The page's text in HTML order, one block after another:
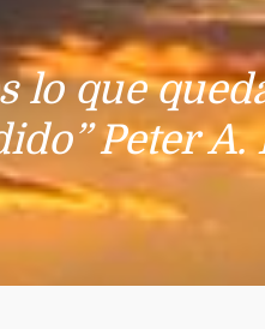
lo que
Peter A.